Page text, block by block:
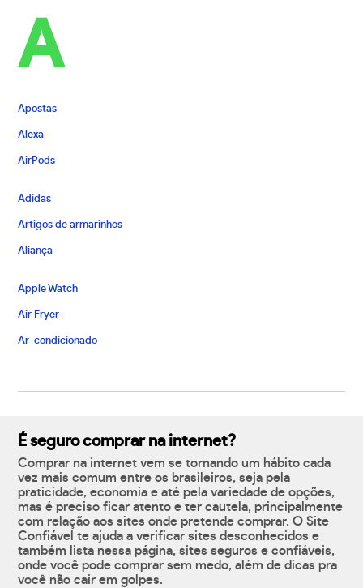
A
Apostas
Alexa
AirPods
Adidas
Artigos de armarinhos
Aliança
Apple Watch
Air Fryer
Ar-condicionado
É seguro comprar na internet?
Comprar na internet vem se tornando um hábito cada
vez mais comum entre os brasileiros, seja pela
praticidade, economia e até pela variedade de opções,
mas é preciso ficar atento e ter cautela, principalmente
com relação aos sites onde pretende comprar. O Site
Confiável te ajuda a verificar sites desconhecidos e
também lista nessa página, sites seguros e confiáveis,
onde você pode comprar sem medo, além de dicas pra
você não cair em golpes.